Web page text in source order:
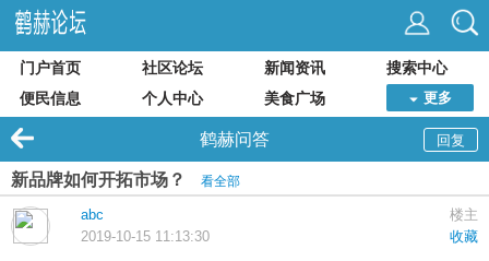
门户首页 社区论坛 新闻资讯
搜索中心
便民信息
个人中心 美食广场 更多
回复
鹤赫问答
新品牌如何开拓市场？ 看全部
楼主
abc
收藏
2019-10-15 11:13:30